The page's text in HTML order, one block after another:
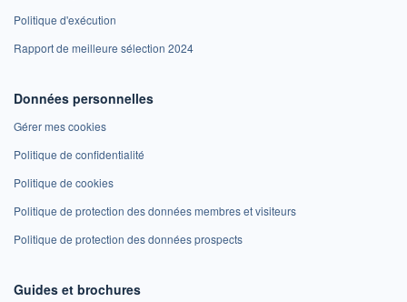
Politique d'exécution
Rapport de meilleure sélection 2024
Données personnelles
Gérer mes cookies
Politique de confidentialité
Politique de cookies
Politique de protection des données membres et visiteurs
Politique de protection des données prospects
Guides et brochures